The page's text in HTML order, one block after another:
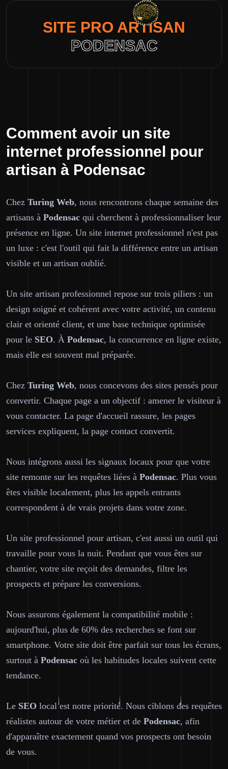
SITE PRO ARTISAN
PODENSAC
Comment avoir un site
internet professionnel pour
artisan à Podensac
Chez Turing Web, nous rencontrons chaque semaine des
artisans à Podensac qui cherchent à professionnaliser leur
présence en ligne. Un site internet professionnel n'est pas
un luxe : c'est l'outil qui fait la différence entre un artisan
visible et un artisan oublié.
Un site artisan professionnel repose sur trois piliers : un
design soigné et cohérent avec votre activité, un contenu
clair et orienté client, et une base technique optimisée
pour le SEO. À Podensac, la concurrence en ligne existe,
mais elle est souvent mal préparée.
Chez Turing Web, nous concevons des sites pensés pour
convertir. Chaque page a un objectif : amener le visiteur à
vous contacter. La page d'accueil rassure, les pages
services expliquent, la page contact convertit.
Nous intégrons aussi les signaux locaux pour que votre
site remonte sur les requêtes liées à Podensac. Plus vous
êtes visible localement, plus les appels entrants
correspondent à de vrais projets dans votre zone.
Un site professionnel pour artisan, c'est aussi un outil qui
travaille pour vous la nuit. Pendant que vous êtes sur
chantier, votre site reçoit des demandes, filtre les
prospects et prépare les conversions.
Nous assurons également la compatibilité mobile :
aujourd'hui, plus de 60% des recherches se font sur
smartphone. Votre site doit être parfait sur tous les écrans,
surtout à Podensac où les habitudes locales suivent cette
tendance.
Le SEO local est notre priorité. Nous ciblons des requêtes
réalistes autour de votre métier et de Podensac, afin
d'apparaître exactement quand vos prospects ont besoin
de vous.